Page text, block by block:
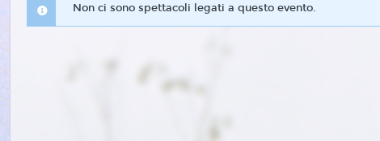
Non ci sono spettacoli legati a questo evento.